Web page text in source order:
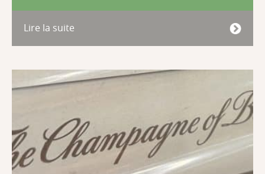
Lire la suite